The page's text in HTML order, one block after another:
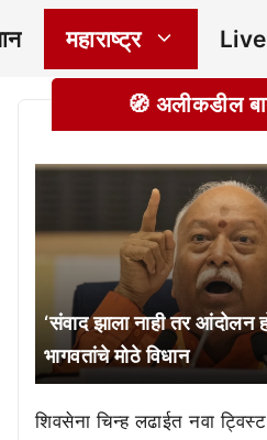
महाराष्ट्र
🧭 अलीकडील
‘संवाद झाला नाही तर आंदोलन
भागवतांचे मोठे विधान
शिवसेना चिन्ह लढाईत नवा